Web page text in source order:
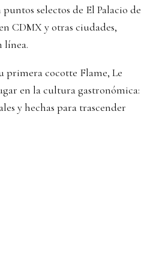
selectos de El Palacio de
CDMX y otras ciudades,
línea.
primera cocotte Flame, Le
en la cultura gastronómica:
y hechas para trascender